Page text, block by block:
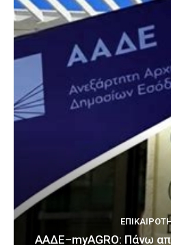
ΑΑΔΕ–myAGRO: Πάνω